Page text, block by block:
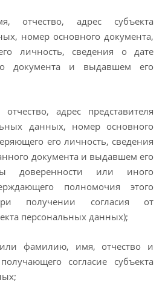
отчество, адрес субъекта
номер основного документа,
личность, сведения о дате
документа и выдавшем его
адрес представителя
данных, номер основного
его личность, сведения
документа и выдавшем его
доверенности или иного
полномочия этого
получении согласия от
персональных данных);
фамилию, имя, отчество и
согласие субъекта